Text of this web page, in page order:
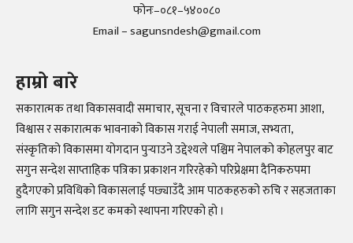
फोनः–०८१–५४००८०
Email – sagunsndesh@gmail.com
हाम्रो बारे
सकारात्मक तथा विकासवादी समाचार, सूचना र विचारले पाठकहरुमा आशा,
विश्वास र सकारात्मक भावनाको विकास गराई नेपाली समाज, सभ्यता,
संस्कृतिको विकासमा योगदान पुर्‍याउने उद्देश्यले पश्चिम नेपालको कोहलपुर बाट
सगुन सन्देश साप्ताहिक पत्रिका प्रकाशन गरिरहेको परिप्रेक्षमा दैनिकरुपमा
हुदैगएको प्रविधिको विकासलाई पछ्याउँदै आम पाठकहरुको रुचि र सहजताका
लागि सगुन सन्देश डट कमको स्थापना गरिएको हो ।